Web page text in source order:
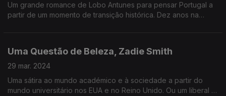
Um grande romance de Lobo Antunes para pensar Portugal a
partir de um momento de transição histórica. Dez anos na
Uma Questão de Beleza, Zadie Smith
29 mar. 2024
Uma sátira ao mundo académico e à sociedade a partir do
mundo universitário nos EUA e no Reino Unido. Ou um liberal e